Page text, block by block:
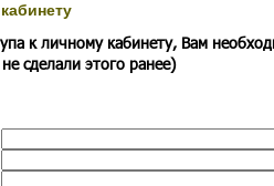
к личному кабинету, Вам
сделали этого ранее)